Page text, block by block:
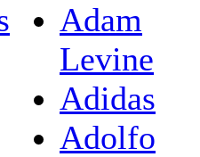
Adam
Levine
Adidas
Adolfo